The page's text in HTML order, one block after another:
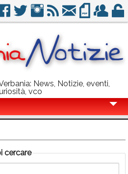
News, Notizie, eventi,
vco
cercare